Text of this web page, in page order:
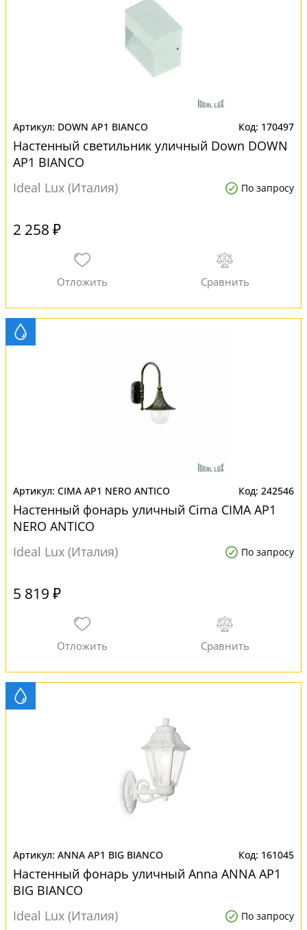
DOWN AP1 BIANCO 170497
Настенный светильник уличный Down DOWN
AP1 BIANCO
Ideal Lux (Италия)
По запросу
2 258 ₽
CIMA AP1 NERO ANTICO 242546
Настенный фонарь уличный Cima CIMA AP1
NERO ANTICO
Ideal Lux (Италия)
По запросу
5 819 ₽
ANNA AP1 BIG BIANCO 161045
Настенный фонарь уличный Anna ANNA AP1
BIG BIANCO
Ideal Lux (Италия)
По запросу